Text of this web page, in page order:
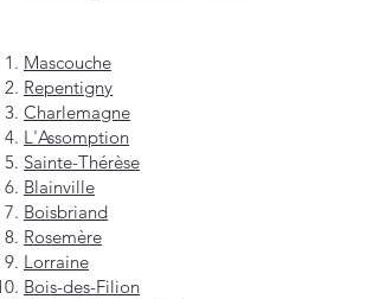
Mascouche
Repentigny
Charlemagne
L'Assomption
Sainte-Thérèse
Blainville
Boisbriand
Rosemère
Lorraine
Bois-des-Filion